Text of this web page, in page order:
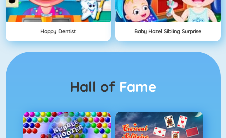
Happy Dentist Baby Hazel Sibling Surprise
Hall of Fame